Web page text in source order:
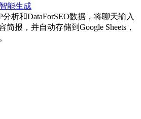
能生成
析和DataForSEO数据，将聊天输入
报，并自动存储到Google Sheets，